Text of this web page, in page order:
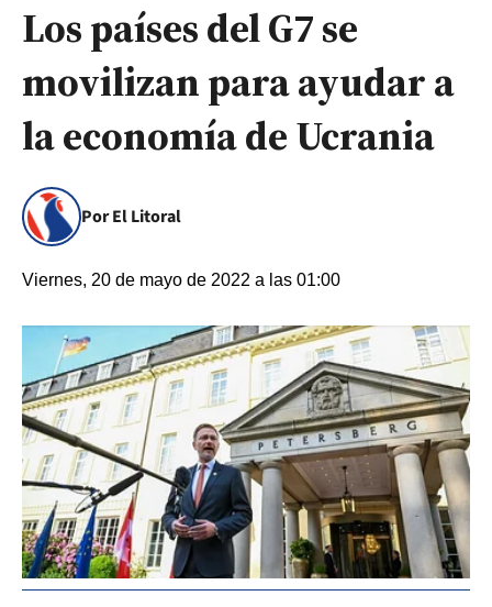
Los países del G7 se
movilizan para ayudar a
la economía de Ucrania
Por El Litoral
Viernes, 20 de mayo de 2022 a las 01:00